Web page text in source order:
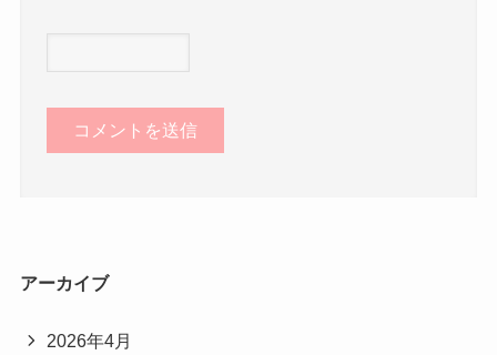
アーカイブ
2026年4月